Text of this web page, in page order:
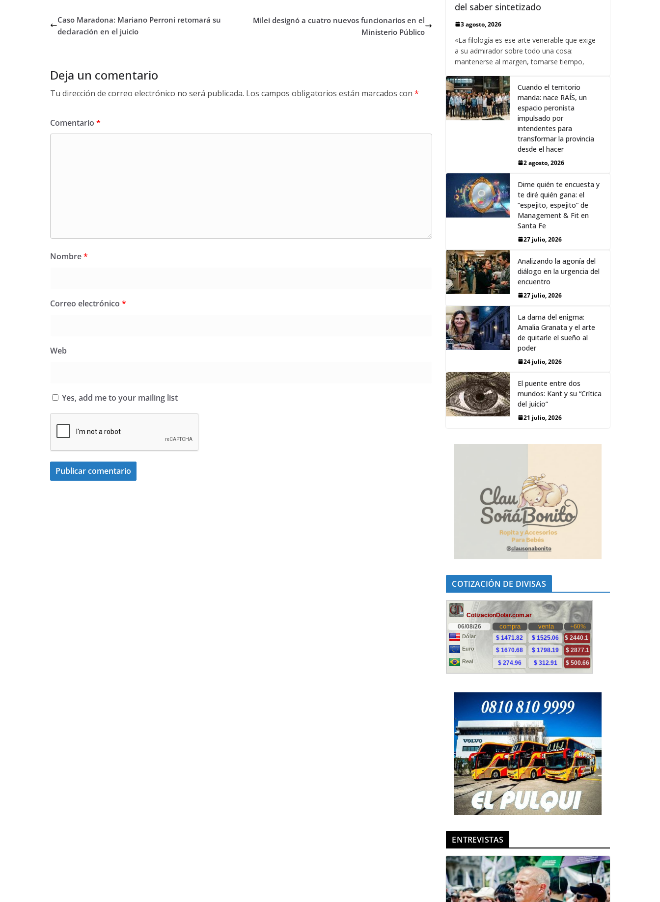
Caso Maradona: Mariano Perroni retomará su
declaración en el juicio
Milei designó a cuatro nuevos funcionarios en el
Ministerio Público
Deja un comentario
Tu dirección de correo electrónico no será publicada. Los campos obligatorios están marcados con *
Comentario *
Nombre*
Correo electrónico *
Web
Yes, add me to your mailing list
del saber sintetizado
3 agosto, 2026
«La filología es ese arte venerable que exige
a su admirador sobre todo una cosa:
mantenerse al margen, tomarse tiempo,
Cuando el territorio
manda: nace RAÍS, un
espacio peronista
impulsado por
intendentes para
transformar la provincia
desde el hacer
2 agosto, 2026
Dime quién te encuesta y
te diré quién gana: el
“espejito, espejito” de
Management & Fit en
Santa Fe
27 julio, 2026
Analizando la agonía del
diálogo en la urgencia del
encuentro
27 julio, 2026
La dama del enigma:
Amalia Granata y el arte
de quitarle el sueño al
poder
24 julio, 2026
El puente entre dos
mundos: Kant y su “Crítica
del juicio”
21 julio, 2026
COTIZACIÓN DE DIVISAS
ENTREVISTAS